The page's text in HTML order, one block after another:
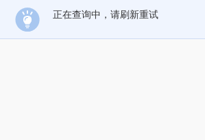
正在查询中，请刷新重试